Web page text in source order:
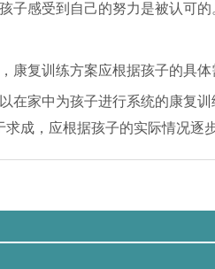
子感受到自己的努力是被认可的
康复训练方案应根据孩子的具体
在家中为孩子进行系统的康复
成，应根据孩子的实际情况逐